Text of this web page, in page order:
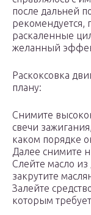
после дальней
рекомендуется,
раскаленные
желанный
Раскоксовка
плану:
Снимите
свечи
каком порядке
Далее снимите
Слейте масло из
закрутите
Залейте
которым